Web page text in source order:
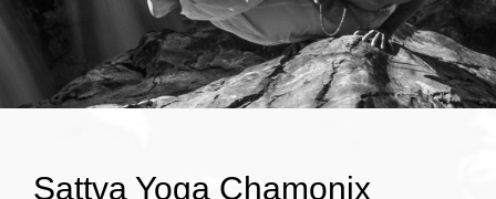
Sattva Yoga Chamonix